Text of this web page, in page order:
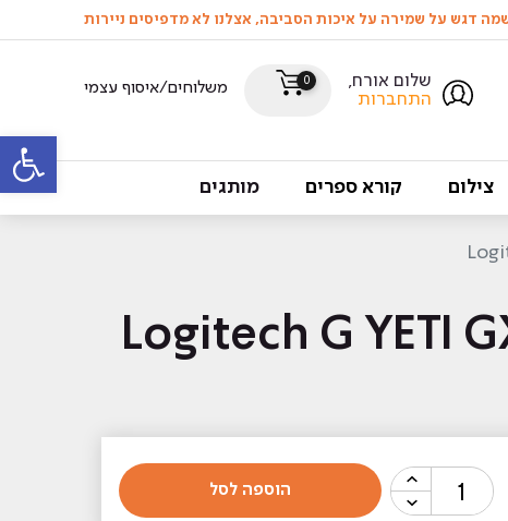
פתח
שלום אורח,
התחברות
0 משלוחים/איסוף עצמי
צילום קורא ספרים מותגים
כמות
של
הוספה לסל